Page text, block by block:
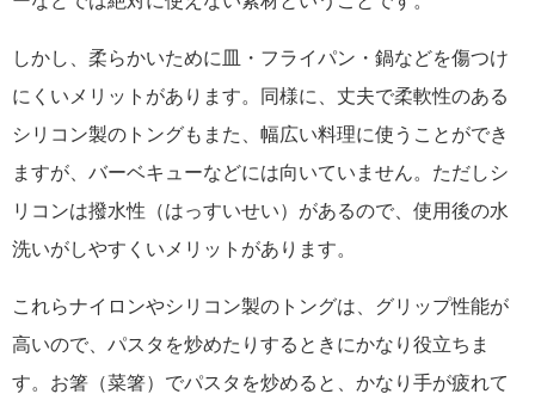
しかし、柔らかいために皿・フライパン・鍋などを傷つけ
にくいメリットがあります。同様に、丈夫で柔軟性のある
シリコン製のトングもまた、幅広い料理に使うことができ
ますが、バーベキューなどには向いていません。ただしシ
リコンは撥水性（はっすいせい）があるので、使用後の水
洗いがしやすくいメリットがあります。
これらナイロンやシリコン製のトングは、グリップ性能が
高いので、パスタを炒めたりするときにかなり役立ちま
す。お箸（菜箸）でパスタを炒めると、かなり手が疲れて